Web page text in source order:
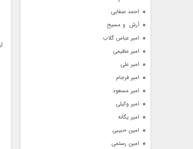
احمد صفایی
آرش  و مسیح
امیر عباس گلاب
امیر عظیمی
امیر علی
امیر فرجام
امیر مسعود
امیر وکیلی
امیر یگانه
امین حبیبی
امین رستمی